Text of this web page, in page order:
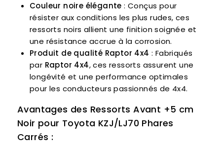
Couleur noire élégante : Conçus pour
résister aux conditions les plus rudes, ces
ressorts noirs allient une finition soignée et
une résistance accrue à la corrosion.
Produit de qualité Raptor 4x4 : Fabriqués
par Raptor 4x4, ces ressorts assurent une
longévité et une performance optimales
pour les conducteurs passionnés de 4x4.
Avantages des Ressorts Avant +5 cm
Noir pour Toyota KZJ/LJ70 Phares
Carrés :